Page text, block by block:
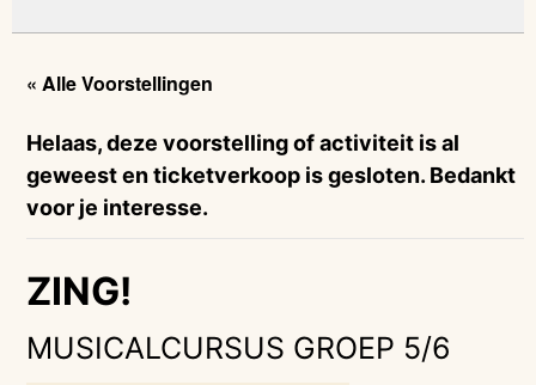
« Alle Voorstellingen
Helaas, deze voorstelling of activiteit is al
geweest en ticketverkoop is gesloten. Bedankt
voor je interesse.
ZING!
MUSICALCURSUS GROEP 5/6